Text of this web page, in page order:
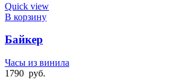
Quick view
В корзину
Байкер
Часы из винила
1790 руб.